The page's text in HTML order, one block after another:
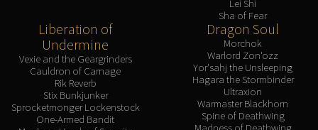
Lei Shi
Sha of Fear
Liberation of
Undermine
Vexie and the Geargrinders
Cauldron of Carnage
Rik Reverb
Stix Bunkjunker
Sprocketmonger Lockenstock
One-Armed Bandit
Dragon Soul
Morchok
Warlord Zon'ozz
Yor'sahj the Unsleeping
Hagara the Stormbinder
Ultraxion
Warmaster Blackhorn
Spine of Deathwing